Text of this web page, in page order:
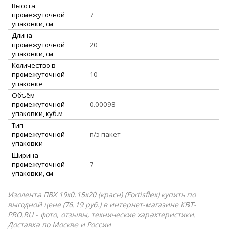
Высота
промежуточной
упаковки, см
7
Длина
промежуточной
упаковки, см
20
Количество в
промежуточной
упаковке
10
Объём
промежуточной
упаковки, куб.м
0.00098
Тип
промежуточной
упаковки
п/э пакет
Ширина
промежуточной
упаковки, см
7
Изолента ПВХ 19х0.15х20 (красн) (Fortisflex) купить по
выгодной цене (76.19 руб.) в интернет-магазине КВТ-
PRO.RU - фото, отзывы, технические характеристики.
Доставка по Москве и России